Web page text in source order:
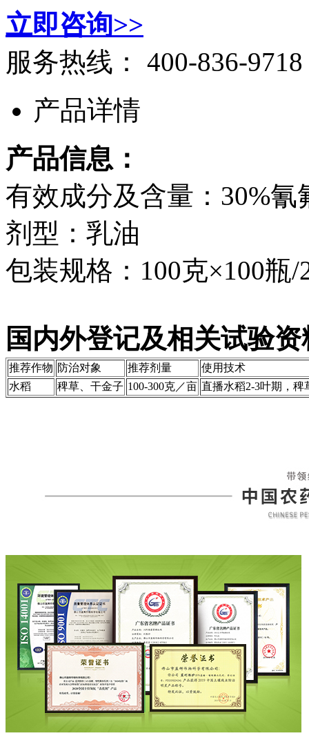
立即咨询>>
服务热线： 400-836-9718
产品详情
产品信息：
有效成分及含量：30%氰
剂型：乳油
包装规格：100克×100瓶
国内外登记及相关试验
推荐作物 防治对象 推荐剂量
使用技术
水稻
稗草、干金子 100-300克／亩 直播水稻2-3叶期，稗